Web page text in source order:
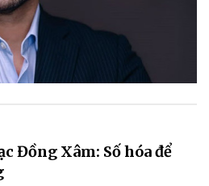
Đồng Xâm: Số hóa để